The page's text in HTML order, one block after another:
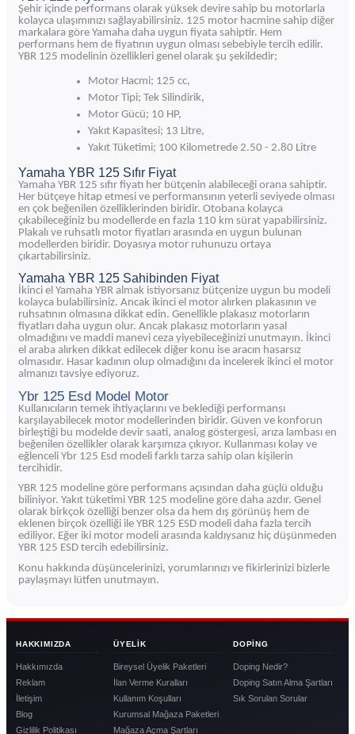
Şehir içinde performans olarak yüksek devire sahip bu motorlarla
kolayca ulaşımınızı sağlayabilirsiniz. 125 motor hacmine sahip diğer
markalara göre Yamaha daha uygun fiyata sahiptir. Hem
performans hem de fiyatının uygun olması sebebiyle tercih edilir.
YBR 125 modelinin özellikleri genel olarak şu şekildedir;
Motor Hacmi; 125 cc,
Motor Tipi; Tek Silindirik,
Motor Gücü; 10 HP,
Yakıt Kapasitesi; 13 Litre,
Yakıt Tüketimi; 100 Kilometrede 2.50 - 2.80 Litre
Yamaha YBR 125 Sıfır Fiyat
Yamaha YBR 125 sıfır fiyatı her bütçenin alabileceği orana sahiptir.
Her bütçeye hitap etmesi ve performansının yeterli seviyede olması
en çok beğenilen özelliklerinden biridir. Otobana kolayca
çıkabileceğiniz bu modellerde en fazla 110 km sürat yapabilirsiniz.
Plakalı ve ruhsatlı motor fiyatları arasında en uygun bulunan
modellerden biridir. Doyasıya motor ruhunuzu ortaya
çıkartabilirsiniz.
Yamaha YBR 125 Sahibinden Fiyat
İkinci el Yamaha YBR almak istiyorsanız bütçenize uygun bu modeli
kolayca bulabilirsiniz. Ancak ikinci el motor alırken plakasının ve
ruhsatının olmasına dikkat edin. Genellikle plakasız motorların
fiyatları daha uygun olur. Ancak plakasız motorların yasal
olmadığını ve maddi manevi ceza yiyebileceğinizi unutmayın. İkinci
el araba alırken dikkat edilecek diğer konu ise aracın hasarsız
olmasıdır. Hasar kadının olup olmadığını da incelerek ikinci el motor
almanızı tavsiye ediyoruz.
Ybr 125 Esd Model Motor
Kullanıcıların temek ihtiyaçlarını ve beklediği performansı
karşılayabilecek motor modellerinden biridir. Güven ve konforun
birleştiği bu modelde devir saati, analog göstergesi, arıza lambası en
beğenilen özellikler olarak karşımıza çıkıyor. Kullanması kolay ve
eğlenceli Ybr 125 Esd modeli farklı tarza sahip olan kişilerin
tercihidir.
YBR 125 modeline göre performans açısından daha güçlü olduğu
biliniyor. Yakıt tüketimi YBR 125 modeline göre daha azdır. Genel
olarak birkçok özelliği benzer olsa da hem dış görünüş hem de
eklenen birçok özelliği ile YBR 125 ESD modeli daha fazla tercih
ediliyor. Eğer iki motor modeli arasında kaldıysanız hiç düşünmeden
YBR 125 ESD tercih edebilirsiniz.
Konu hakkında düşüncelerinizi, yorumlarınızı ve fikirlerinizi bizlerle
paylaşmayı lütfen unutmayın.
HAKKIMIZDA
Hakkımızda
Reklam
İletişim
Blog
Gizlilik Politikası
ÜYELIK
Bireysel Üyelik Paketleri
İlan Verme Kuralları
Kullanım Koşulları
Kurumsal Mağaza Paketleri
Mağaza Açma Şartları
DOPING
Doping Nedir?
Doping Satın Alma Şartları
Sık Sorulan Sorular